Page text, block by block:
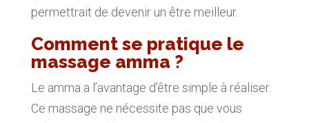
permettrait de devenir un être meilleur.
Comment se pratique le
massage amma ?
Le amma a l’avantage d’être simple à réaliser.
Ce massage ne nécessite pas que vous